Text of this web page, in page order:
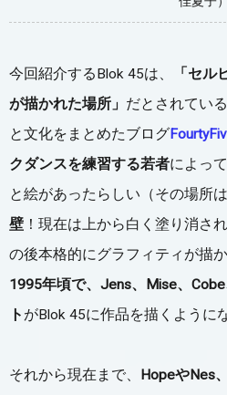
今回紹介するBlok 45は、
「セル
が描かれた場所」 だとされてい
と文化をまとめたブログ
クダンスを練習する若者によっ
と絵があったらしい（その場所
壁 ！現在は上から白く塗り消さ
の後本格的にグラフィティが描
1995年頃で、Jens、Mise、
ト がBlok 45に作品を描くように
それから現在まで、 HopeやNes